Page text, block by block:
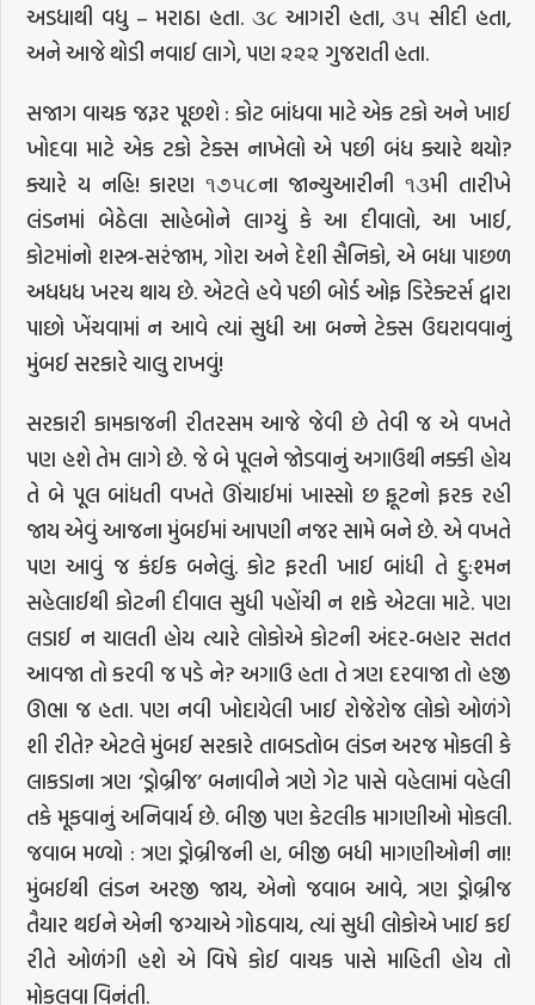
અડધાથી વધુ – મરાઠા હતા. ૩૮ આગરી હતા, ૩૫ સીદી હતા,
અને આજે થોડી નવાઈ લાગે, પણ ૨૨૨ ગુજરાતી હતા.
સજાગ વાચક જરૂર પૂછશે : કોટ બાંધવા માટે એક ટકો અને ખાઈ
ખોદવા માટે એક ટકો ટેક્સ નાખેલો એ પછી બંધ ક્યારે થયો?
ક્યારે ય નહિ! કારણ ૧૭૫૮ના જાન્યુઆરીની ૧૩મી તારીખે
લંડનમાં બેઠેલા સાહેબોને લાગ્યું કે આ દીવાલો, આ ખાઈ,
કોટમાંનો શસ્ત્ર-સરંજામ, ગોરા અને દેશી સૈનિકો, એ બધા પાછળ
અધધધ ખરચ થાય છે. એટલે હવે પછી બોર્ડ ઓફ ડિરેક્ટર્સ દ્વારા
પાછો ખેંચવામાં ન આવે ત્યાં સુધી આ બન્ને ટેક્સ ઉઘરાવવાનું
મુંબઈ સરકારે ચાલુ રાખવું!
સરકારી કામકાજની રીતરસમ આજે જેવી છે તેવી જ એ વખતે
પણ હશે તેમ લાગે છે. જે બે પૂલને જોડવાનું અગાઉથી નક્કી હોય
તે બે પૂલ બાંધતી વખતે ઊંચાઈમાં ખાસ્સો છ ફૂટનો ફરક રહી
જાય એવું આજના મુંબઈમાં આપણી નજર સામે બને છે. એ વખતે
પણ આવું જ કંઈક બનેલું. કોટ ફરતી ખાઈ બાંધી તે દુ:શ્મન
સહેલાઈથી કોટની દીવાલ સુધી પહોંચી ન શકે એટલા માટે. પણ
લડાઈ ન ચાલતી હોય ત્યારે લોકોએ કોટની અંદર-બહાર સતત
આવજા તો કરવી જ પડે ને? અગાઉ હતા તે ત્રણ દરવાજા તો હજી
ઊભા જ હતા. પણ નવી ખોદાયેલી ખાઈ રોજેરોજ લોકો ઓળંગે
શી રીતે? એટલે મુંબઈ સરકારે તાબડતોબ લંડન અરજ મોકલી કે
લાકડાના ત્રણ ‘ડ્રોબ્રીજ’ બનાવીને ત્રણે ગેટ પાસે વહેલામાં વહેલી
તકે મૂકવાનું અનિવાર્ય છે. બીજી પણ કેટલીક માગણીઓ મોકલી.
જવાબ મળ્યો : ત્રણ ડ્રોબ્રીજની હા, બીજી બધી માગણીઓની ના!
મુંબઈથી લંડન અરજી જાય, એનો જવાબ આવે, ત્રણ ડ્રોબ્રીજ
તૈયાર થઈને એની જગ્યાએ ગોઠવાય, ત્યાં સુધી લોકોએ ખાઈ કઈ
રીતે ઓળંગી હશે એ વિષે કોઈ વાચક પાસે માહિતી હોય તો
મોકલવા વિનંતી.